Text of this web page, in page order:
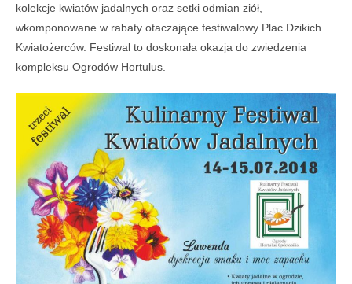
kolekcje kwiatów jadalnych oraz setki odmian ziół,
wkomponowane w rabaty otaczające festiwalowy Plac Dzikich
Kwiatożerców. Festiwal to doskonała okazja do zwiedzenia
kompleksu Ogrodów Hortulus.